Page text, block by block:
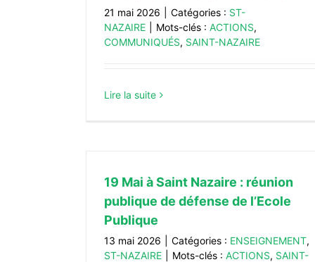
21 mai 2026 Catégories : ST-
NAZAIRE
Mots-clés : ACTIONS,
COMMUNIQUÉS, SAINT-NAZAIRE
Lire la suite
19 Mai à Saint Nazaire : réunion
publique de défense de l’Ecole
Publique
13 mai 2026 Catégories : ENSEIGNEMENT,
ST-NAZAIRE
Mots-clés : ACTIONS, SAINT-